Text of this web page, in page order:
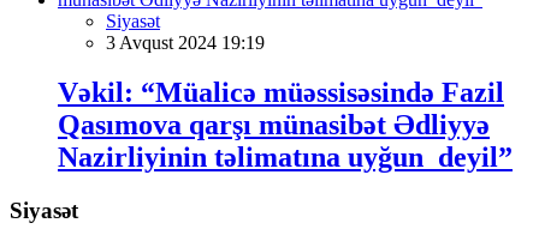
Siyasət
3 Avqust 2024 19:19
Vəkil: “Müalicə müəssisəsində Fazil
Qasımova qarşı münasibət Ədliyyə
Nazirliyinin təlimatına uyğun deyil”
Siyasət